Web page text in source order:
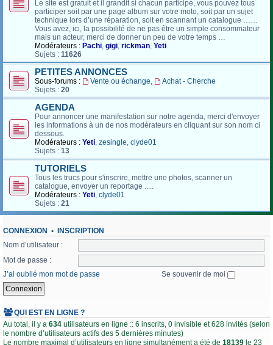
Le site est gratuit et il grandit si chacun participe, vous pouvez tous
participer soit par une page album sur votre moto, soit par un sujet
technique lors d’une réparation, soit en scannant un catalogue ……
Vous avez, ici, la possibilité de ne pas être un simple consommateur
mais un acteur, merci de donner un peu de votre temps …
Modérateurs : Pachi, gigi, rickman, Yeti
Sujets : 11626
PETITES ANNONCES
Sous-forums : Vente ou échange,
Achat - Cherche
Sujets : 20
AGENDA
Pour annoncer une manifestation sur notre agenda, merci d'envoyer
les informations à un de nos modérateurs en cliquant sur son nom ci
dessous.
Modérateurs : Yeti, zesingle, clyde01
Sujets : 13
TUTORIELS
Tous les trucs pour s'inscrire, mettre une photos, scanner un
catalogue, envoyer un reportage .....
Modérateurs : Yeti, clyde01
Sujets : 21
CONNEXION • INSCRIPTION
Nom d’utilisateur :
Mot de passe :
J’ai oublié mon mot de passe
Se souvenir de moi
QUI EST EN LIGNE ?
Au total, il y a 634 utilisateurs en ligne :: 6 inscrits, 0 invisible et 628 invités (selon
le nombre d’utilisateurs actifs des 5 dernières minutes)
Le nombre maximal d’utilisateurs en ligne simultanément a été de 18139 le 23